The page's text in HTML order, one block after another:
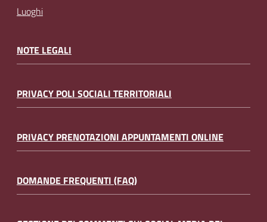
Luoghi
NOTE LEGALI
PRIVACY POLI SOCIALI TERRITORIALI
PRIVACY PRENOTAZIONI APPUNTAMENTI ONLINE
DOMANDE FREQUENTI (FAQ)